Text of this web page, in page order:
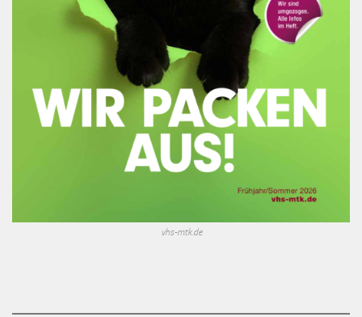
vhs-mtk.de